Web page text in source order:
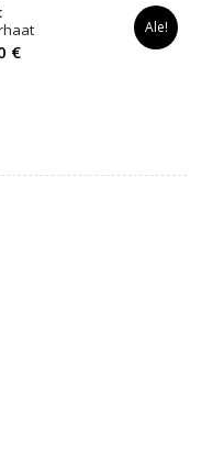
€Nykyinen
Ale!